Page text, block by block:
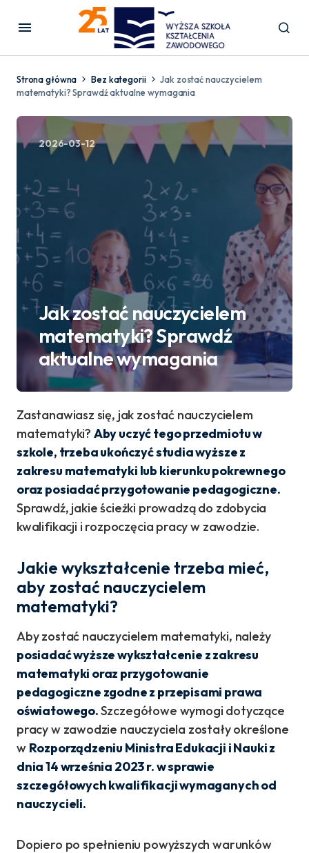
Strona główna Bez kategorii
Jak zostać nauczycielem
matematyki? Sprawdź aktualne wymagania
2026-03-12
Jak zostać nauczycielem
matematyki? Sprawdź
aktualne wymagania
Zastanawiasz się, jak zostać nauczycielem
matematyki? Aby uczyć tego przedmiotu w
szkole, trzeba ukończyć studia wyższe z
zakresu matematyki lub kierunku pokrewnego
oraz posiadać przygotowanie pedagogiczne.
Sprawdź, jakie ścieżki prowadzą do zdobycia
kwalifikacji i rozpoczęcia pracy w zawodzie.
Jakie wykształcenie trzeba mieć,
aby zostać nauczycielem
matematyki?
Aby zostać nauczycielem matematyki, należy
posiadać wyższe wykształcenie z zakresu
matematyki oraz przygotowanie
pedagogiczne zgodne z przepisami prawa
oświatowego.Szczegółowe wymogi dotyczące
pracy w zawodzie nauczyciela zostały określone
w Rozporządzeniu Ministra Edukacji i Nauki z
dnia 14 września 2023 r. w sprawie
szczegółowych kwalifikacji wymaganych od
nauczycieli.
Dopiero po spełnieniu powyższych warunków